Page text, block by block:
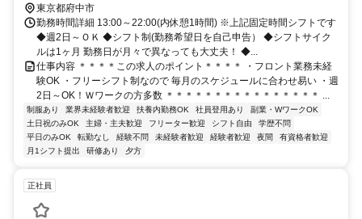
東京都府中市
勤務時間詳細 13:00～22:00(内休憩1時間) ※上記固定時間シフトです
◆週2日～ＯＫ ◆シフト制(勤務希望日を自己申告） ◆シフトサイク
ルは1ヶ月 勤務日が月々で異なっても大丈夫！ ◆...
仕事内容 ＊＊＊＊この求人のポイント＊＊＊＊ ・フロント業務未経
験OK ・フリーシフト制なので 毎月のスケジュールに合わせ易い ・週
2日～OK！Ｗワークの方多数 ＊＊＊＊＊＊＊＊＊＊＊＊＊＊＊＊ ...
制服あり 業界未経験者歓迎 扶養内勤務OK 社員登用あり
副業・WワークOK
土日祝のみOK
主婦・主夫歓迎 フリーター歓迎 シフト自由
学歴不問
平日のみOK
転勤なし 経験不問 未経験者歓迎 経験者歓迎 夜間
有資格者歓迎
月1シフト提出
研修あり 夕方
正社員